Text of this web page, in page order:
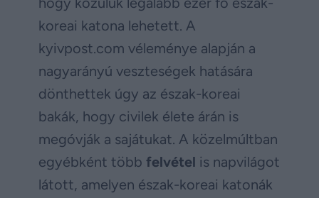
koreai katona lehetett. A
kyivpost.com véleménye alapján a
nagyarányú veszteségek hatására
dönthettek úgy az észak-koreai
bakák, hogy civilek élete árán is
megóvják a sajátukat. A közelmúltban
egyébként több felvétel is napvilágot
látott, amelyen észak-koreai katonák